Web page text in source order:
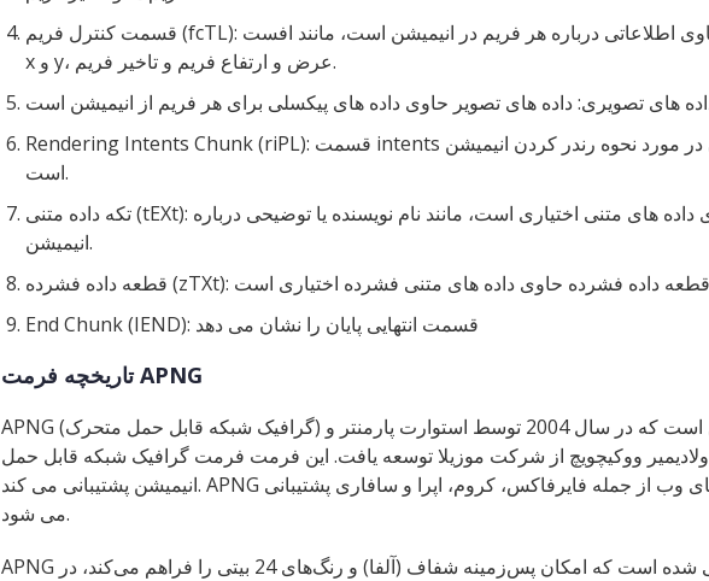
قسمت کنترل فریم (fcTL): قسمت کنترل فریم حاوی اطلاعاتی درباره هر فریم در انیمیشن است، مانند افست
x و y، عرض و ارتفاع فریم و تاخیر فریم.
Rendering Intents Chunk (riPL): قسمت intents رندر حاوی اطلاعاتی در مورد نحوه رندر کردن انیمیشن
است.
تکه داده متنی (tEXt): قطعه داده متنی حاوی داده های متنی اختیاری است، مانند نام نویسنده یا توضیحی درباره
انیمیشن.
End Chunk (IEND): قسمت انتهایی پایان را نشان می دهد
تاریخچه فرمت APNG
APNG (گرافیک شبکه قابل حمل متحرک) یک فرمت فایل است که در سال 2004 توسط استوارت پارمنتر و
ولادیمیر ووکیچویچ از شرکت موزیلا توسعه یافت. این فرمت فرمت گرافیک شبکه قابل حمل (PNG) است که از
انیمیشن پشتیبانی می کند. APNG توسط انواع مرورگرهای وب از جمله فایرفاکس، کروم، اپرا و سافاری پشتیبانی
می شود.
APNG به گونه‌ای طراحی شده است که امکان پس‌زمینه شفاف (آلفا) و رنگ‌های 24 بیتی را فراهم می‌کند، در